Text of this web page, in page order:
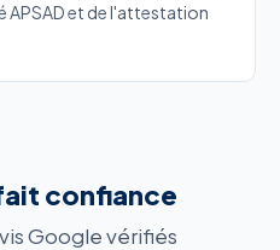
et de l'attestation
confiance
Google vérifiés